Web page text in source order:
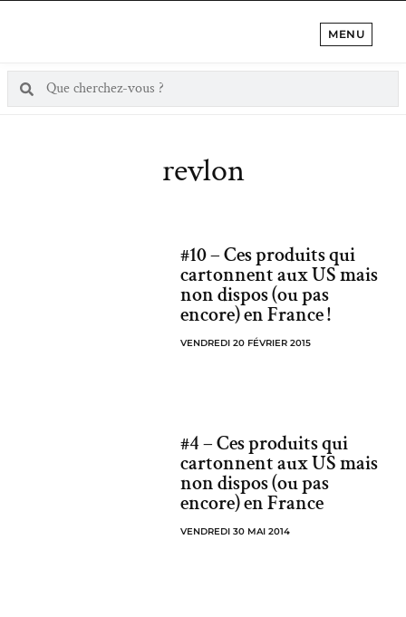
MENU
revlon
#10 – Ces produits qui
cartonnent aux US mais
non dispos (ou pas
encore) en France !
VENDREDI 20 FÉVRIER 2015
#4 – Ces produits qui
cartonnent aux US mais
non dispos (ou pas
encore) en France
VENDREDI 30 MAI 2014